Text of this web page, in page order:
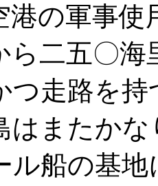
港の軍事
ら二五〇
つ走路を
はまたか
ル船の基